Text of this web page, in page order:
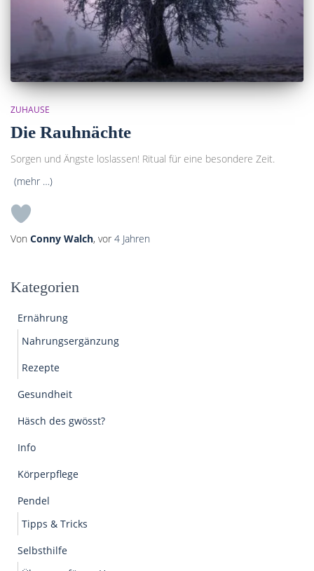
ZUHAUSE
Die Rauhnächte
Sorgen und Ängste loslassen! Ritual für eine besondere Zeit.
(mehr …)
Von Conny Walch, vor 4 Jahren
Kategorien
Ernährung
Nahrungsergänzung
Rezepte
Gesundheit
Häsch des gwösst?
Info
Körperpflege
Pendel
Tipps & Tricks
Selbsthilfe